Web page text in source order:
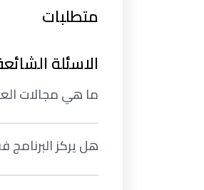
متطلبات
الاسئلة
ما هي مجالات
هل يركز